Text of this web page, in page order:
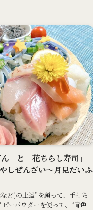
」と「花ちらし寿司」
しぜんざい～月見だいふ
ど)の上達”を願って、手打ち
ーパウダーを使って、“青色